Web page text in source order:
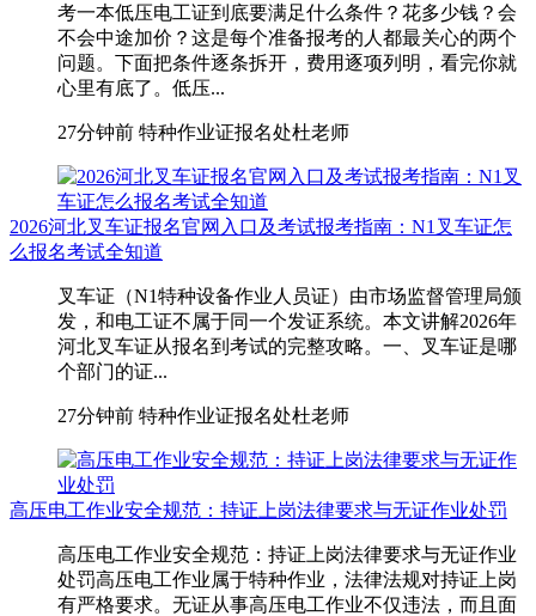
考一本低压电工证到底要满足什么条件？花多少钱？会
不会中途加价？这是每个准备报考的人都最关心的两个
问题。下面把条件逐条拆开，费用逐项列明，看完你就
心里有底了。低压...
27分钟前 特种作业证报名处杜老师
2026河北叉车证报名官网入口及考试报考指南：N1叉车证怎
么报名考试全知道
叉车证（N1特种设备作业人员证）由市场监督管理局颁
发，和电工证不属于同一个发证系统。本文讲解2026年
河北叉车证从报名到考试的完整攻略。一、叉车证是哪
个部门的证...
27分钟前 特种作业证报名处杜老师
高压电工作业安全规范：持证上岗法律要求与无证作业处罚
高压电工作业安全规范：持证上岗法律要求与无证作业
处罚高压电工作业属于特种作业，法律法规对持证上岗
有严格要求。无证从事高压电工作业不仅违法，而且面